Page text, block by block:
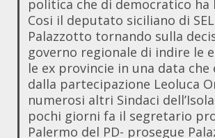
politica che di democratico ha
Cosi il deputato siciliano di
Palazzotto tornando sulla
governo regionale di indire le
le ex provincie in una data che
dalla partecipazione Leoluca
numerosi altri Sindaci
pochi giorni fa il segretario
Palermo del PD- prosegue